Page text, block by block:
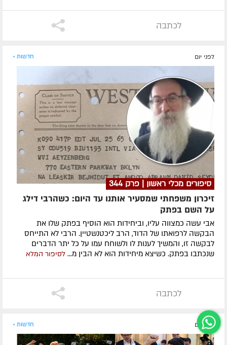
לכתבה
לפני יום חדשות »
סיפורים מכלי ראשון | פרק 344
זיכרון משפחתי שמסעיר אותנו עד היום: כשהרבי דילג
על השם בפתק
אבי עשה כמצווה עליו, וביחידות הוא הוסיף בפתק שלו את
הבקשה לרפואתו של הדוד, הרב ליכטנשטיין. הרבי לא התייחס
לבקשה זו, והמשיך לענות לו ולשוחח עמו על כל יתר הדברים
שנכתבו בפתק. כשיצא מיחידות הוא לא הבין מ... לסיפור המלא
לכתבה
לפני יום חדשות »